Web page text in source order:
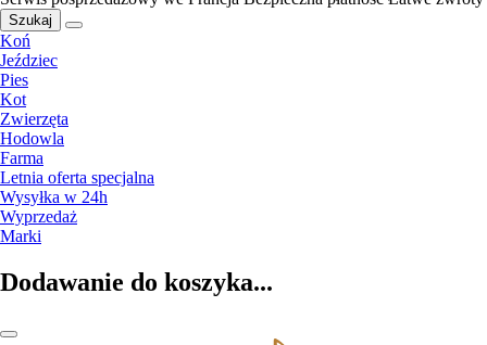
Szukaj
Koń
Jeździec
Pies
Kot
Zwierzęta
Hodowla
Farma
Letnia oferta specjalna
Wysyłka w 24h
Wyprzedaż
Marki
Dodawanie do koszyka...